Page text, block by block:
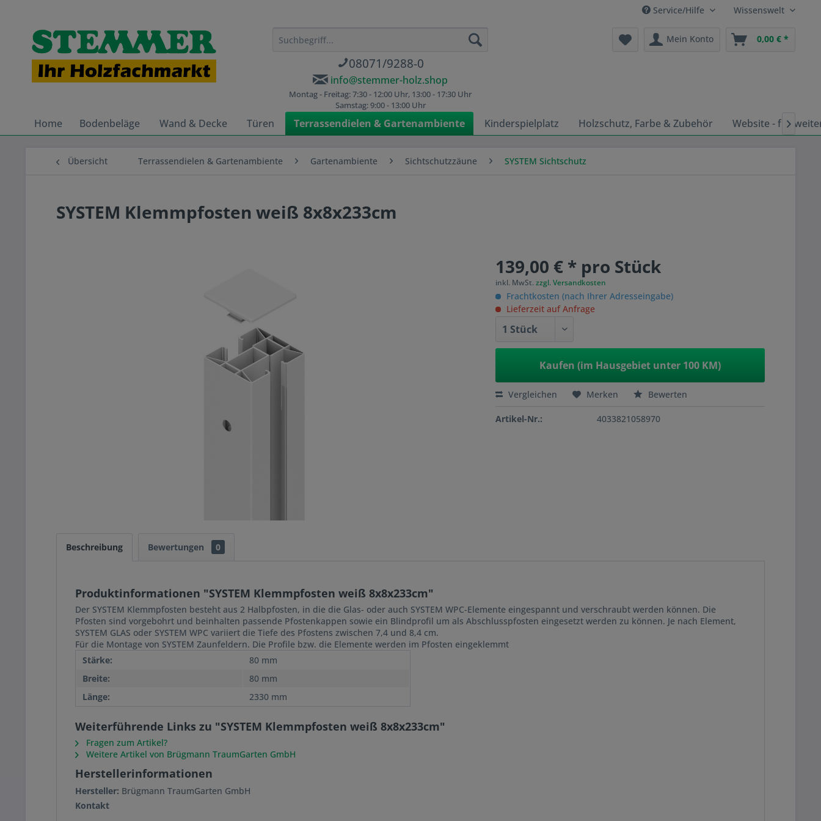
Service/Hilfe Wissenswelt
08071/9288-0
info@stemmer-holz.shop
Montag - Freitag: 7:30 - 12:00 Uhr, 13:00 - 17:30 Uhr
Samstag: 9:00 - 13:00 Uhr
Mein Konto 0,00 € *
Home Bodenbeläge Wand & Decke Türen Terrassendielen & Gartenambiente Kinderspielplatz Holzschutz, Farbe & Zubehör Website - für

Übersicht Terrassendielen & Gartenambiente Gartenambiente Sichtschutzzäune SYSTEM Sichtschutz
SYSTEM Klemmpfosten weiß 8x8x233cm
139,00 € * pro Stück
inkl. MwSt.zzgl. Versandkosten
Frachtkosten (nach Ihrer Adresseingabe)
Lieferzeit auf Anfrage
Kaufen (im Hausgebiet unter 100 KM)
Vergleichen Merken Bewerten
Artikel-Nr.: 4033821058970
Beschreibung Bewertungen 0
Produktinformationen "SYSTEM Klemmpfosten weiß 8x8x233cm"
Der SYSTEM Klemmpfosten besteht aus 2 Halbpfosten, in die die Glas- oder auch SYSTEM WPC-Elemente eingespannt und verschraubt werden können. Die
Pfosten sind vorgebohrt und beinhalten passende Pfostenkappen sowie ein Blindprofil um als Abschlusspfosten eingesetzt werden zu können. Je nach Element,
SYSTEM GLAS oder SYSTEM WPC variiert die Tiefe des Pfostens zwischen 7,4 und 8,4 cm.
Für die Montage von SYSTEM Zaunfeldern. Die Profile bzw. die Elemente werden im Pfosten eingeklemmt
Stärke:
80 mm
Breite:
80 mm
Länge:
2330 mm
Weiterführende Links zu "SYSTEM Klemmpfosten weiß 8x8x233cm"
Fragen zum Artikel?
Weitere Artikel von Brügmann TraumGarten GmbH
Herstellerinformationen
Hersteller: Brügmann TraumGarten GmbH
Kontakt